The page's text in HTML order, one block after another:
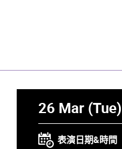
26 Mar
表演日期&時間